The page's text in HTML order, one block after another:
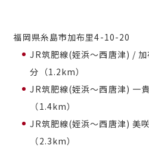
福岡県糸島市加布里4-10-20
JR筑肥線(姪浜～西唐津) /
分（1.2km）
JR筑肥線(姪浜～西唐津) 一
（1.4km）
JR筑肥線(姪浜～西唐津) 美
（2.3km）